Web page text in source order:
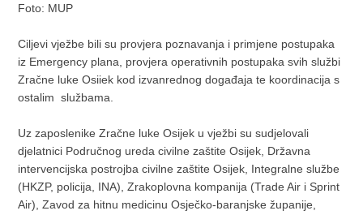
Foto: MUP
Ciljevi vježbe bili su provjera poznavanja i primjene postupaka
iz Emergency plana, provjera operativnih postupaka svih službi
Zračne luke Osiiek kod izvanrednog događaja te koordinacija s
ostalim službama.
Uz zaposlenike Zračne luke Osijek u vježbi su sudjelovali
djelatnici Područnog ureda civilne zaštite Osijek, Državna
intervencijska postrojba civilne zaštite Osijek, Integralne službe
(HKZP, policija, INA), Zrakoplovna kompanija (Trade Air i Sprint
Air), Zavod za hitnu medicinu Osječko-baranjske županije,